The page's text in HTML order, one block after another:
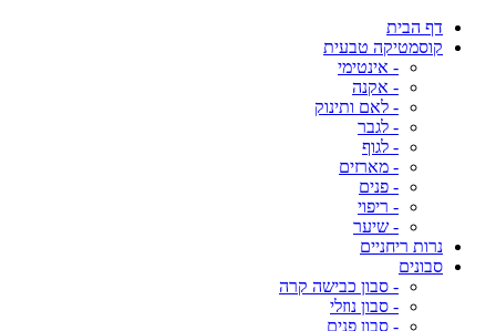
דף הבית
קוסמטיקה טבעית
- אינטימי
- אקנה
- לאם ותינוק
- לגבר
- לגוף
- מארזים
- פנים
- ריפוי
- שיער
נרות ריחניים
סבונים
- סבון כבישה קרה
- סבון נוזלי
- סבון פנים